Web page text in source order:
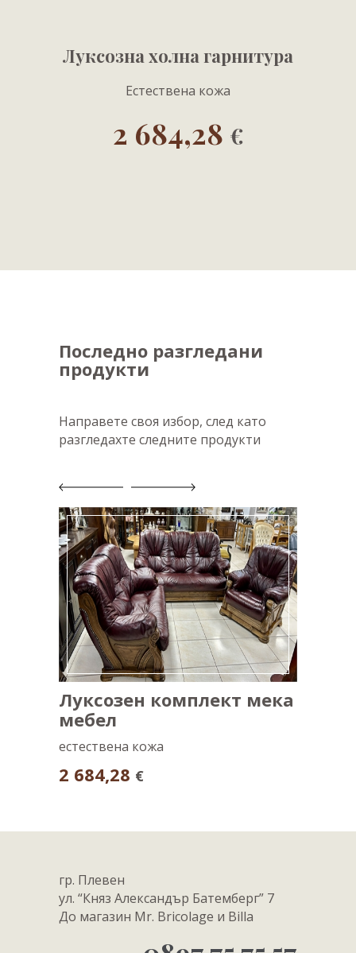
Луксозна холна гарнитура
Естествена кожа
2 684,28 €
Последно разгледани
продукти
Направете своя избор, след като
разгледахте следните продукти
Луксозен комплект мека
мебел
естествена кожа
2 684,28 €
гр. Плевен
ул. “Княз Александър Батемберг” 7
До магазин Mr. Bricolage и Billa